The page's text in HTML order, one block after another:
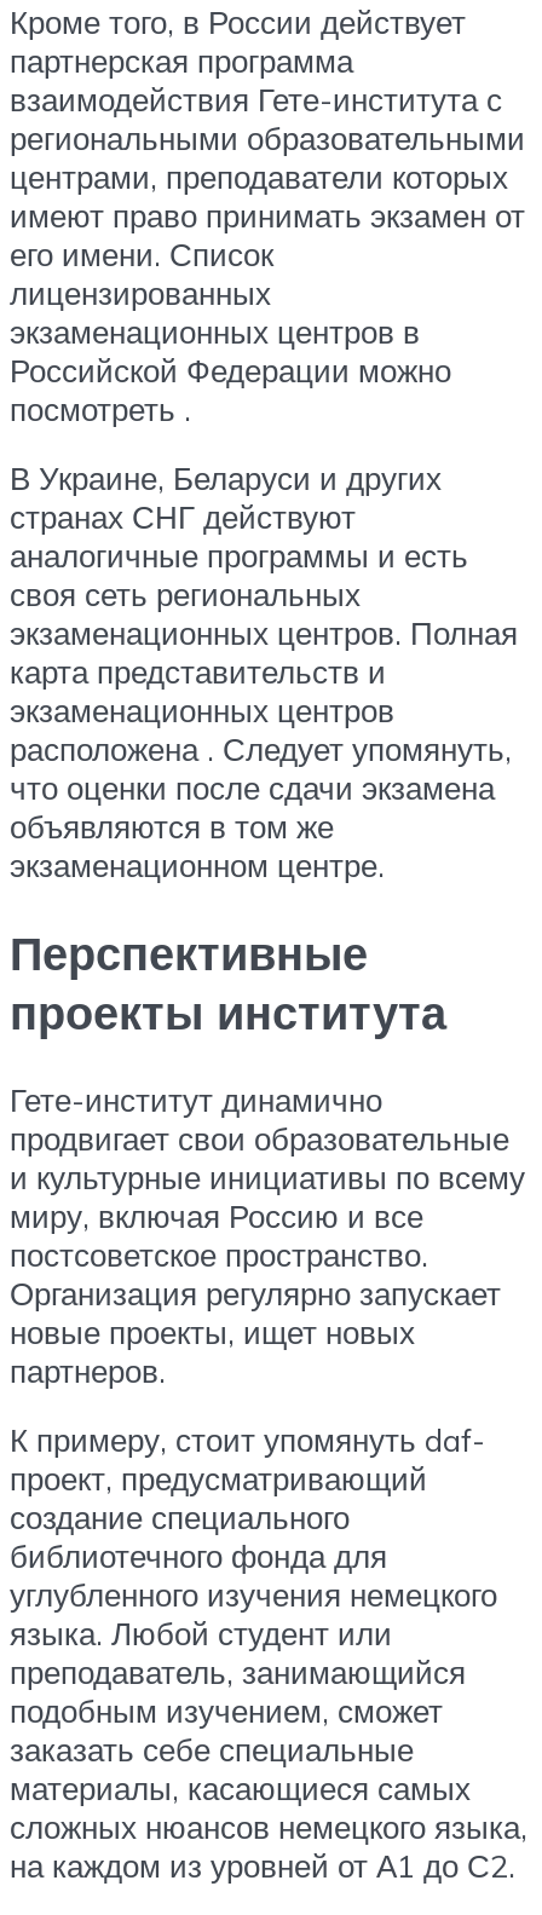
Кроме того, в России действует
партнерская программа
взаимодействия Гете-института с
региональными образовательными
центрами, преподаватели которых
имеют право принимать экзамен от
его имени. Список
лицензированных
экзаменационных центров в
Российской Федерации можно
посмотреть .
В Украине, Беларуси и других
странах СНГ действуют
аналогичные программы и есть
своя сеть региональных
экзаменационных центров. Полная
карта представительств и
экзаменационных центров
расположена . Следует упомянуть,
что оценки после сдачи экзамена
объявляются в том же
экзаменационном центре.
Перспективные
проекты института
Гете-институт динамично
продвигает свои образовательные
и культурные инициативы по всему
миру, включая Россию и все
постсоветское пространство.
Организация регулярно запускает
новые проекты, ищет новых
партнеров.
К примеру, стоит упомянуть daf-
проект, предусматривающий
создание специального
библиотечного фонда для
углубленного изучения немецкого
языка. Любой студент или
преподаватель, занимающийся
подобным изучением, сможет
заказать себе специальные
материалы, касающиеся самых
сложных нюансов немецкого языка,
на каждом из уровней от А1 до С2.